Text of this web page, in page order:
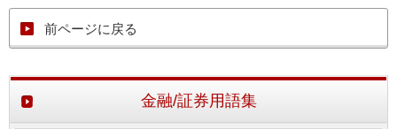
前ページに戻る
金融/証券用語集